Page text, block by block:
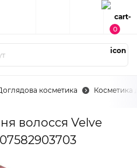
0
косметика Косметика
волосся Velve